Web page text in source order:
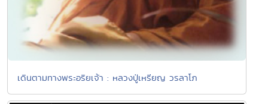
เดินตามทางพระอริยเจ้า : หลวงปู่เหรียญ วรลาโภ